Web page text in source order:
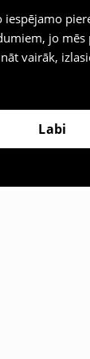
jo
vairāk,
Labi